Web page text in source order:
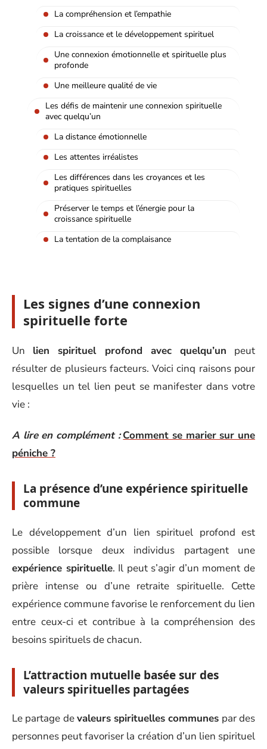
La compréhension et l’empathie
La croissance et le développement spirituel
Une connexion émotionnelle et spirituelle plus
profonde
Une meilleure qualité de vie
Les défis de maintenir une connexion spirituelle
avec quelqu’un
La distance émotionnelle
Les attentes irréalistes
Les différences dans les croyances et les
pratiques spirituelles
Préserver le temps et l’énergie pour la
croissance spirituelle
La tentation de la complaisance
Les signes d’une connexion
spirituelle forte
Un lien spirituel profond avec quelqu’un peut
résulter de plusieurs facteurs. Voici cinq raisons pour
lesquelles un tel lien peut se manifester dans votre
vie :
A lire en complément : Comment se marier sur une
péniche ?
La présence d’une expérience spirituelle
commune
Le développement d’un lien spirituel profond est
possible lorsque deux individus partagent une
expérience spirituelle. Il peut s’agir d’un moment de
prière intense ou d’une retraite spirituelle. Cette
expérience commune favorise le renforcement du lien
entre ceux-ci et contribue à la compréhension des
besoins spirituels de chacun.
L’attraction mutuelle basée sur des
valeurs spirituelles partagées
Le partage devaleurs spirituelles communes par des
personnes peut favoriser la création d’un lien spirituel